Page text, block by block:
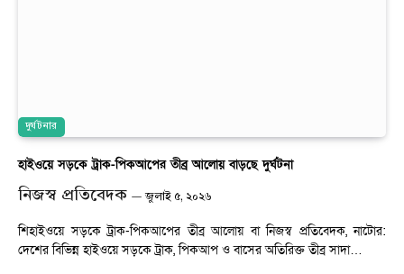
দুর্ঘটনার
হাইওয়ে সড়কে ট্রাক-পিকআপের তীব্র আলোয় বাড়ছে দুর্ঘটনা
নিজস্ব প্রতিবেদক জুলাই ৫, ২০২৬
শিহাইওয়ে সড়কে ট্রাক-পিকআপের তীব্র আলোয় বা নিজস্ব প্রতিবেদক, নাটোর:
দেশের বিভিন্ন হাইওয়ে সড়কে ট্রাক, পিকআপ ও বাসের অতিরিক্ত তীব্র সাদা…